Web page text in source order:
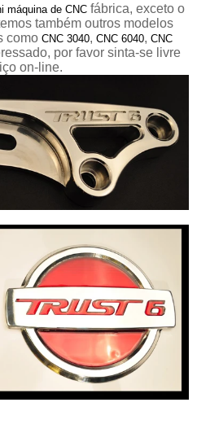
máquina de CNC fábrica, exceto o
também outros modelos
como CNC 3040, CNC 6040, CNC
por favor sinta-se livre
on-line.